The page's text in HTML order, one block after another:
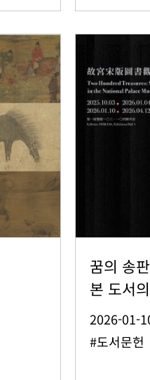
꿈의 송
본 도서
2026-01-
#도서문헌